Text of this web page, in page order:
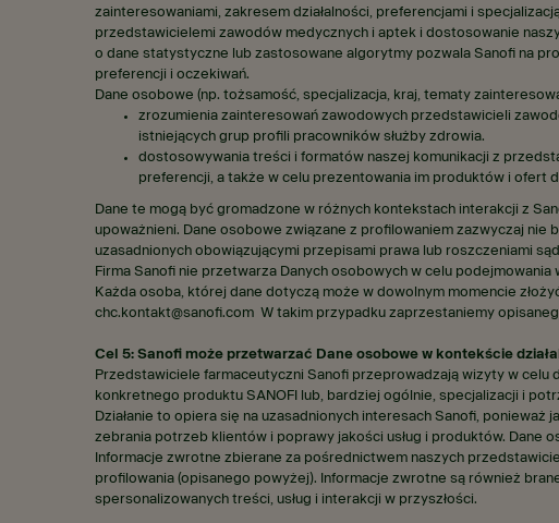
zainteresowaniami, zakresem działalności, preferencjami i
przedstawicielemi zawodów medycznych i aptek i dostosowanie
o dane statystyczne lub zastosowane algorytmy pozwala Sanofi na
preferencji i oczekiwań.
Dane osobowe (np. tożsamość, specjalizacja, kraj, tematy
zrozumienia zainteresowań zawodowych przedstawicieli
istniejących grup profili pracowników służby zdrowia.
dostosowywania treści i formatów naszej komunikacji z
preferencji, a także w celu prezentowania im produktów i ofert
Dane te mogą być gromadzone w różnych kontekstach interakcji z
upoważnieni. Dane osobowe związane z profilowaniem zazwyczaj
uzasadnionych obowiązującymi przepisami prawa lub roszczeniami
Firma Sanofi nie przetwarza Danych osobowych w celu
Każda osoba, której dane dotyczą może w dowolnym momencie
chc.kontakt@sanofi.com W takim przypadku zaprzestaniemy
Cel 5: Sanofi może przetwarzać Dane osobowe w kontekście
Przedstawiciele farmaceutyczni Sanofi przeprowadzają wizyty w celu
konkretnego produktu SANOFI lub, bardziej ogólnie, specjalizacji i
Działanie to opiera się na uzasadnionych interesach Sanofi,
zebrania potrzeb klientów i poprawy jakości usług i produktów.
Informacje zwrotne zbierane za pośrednictwem naszych
profilowania (opisanego powyżej). Informacje zwrotne są również
spersonalizowanych treści, usług i interakcji w przyszłości.